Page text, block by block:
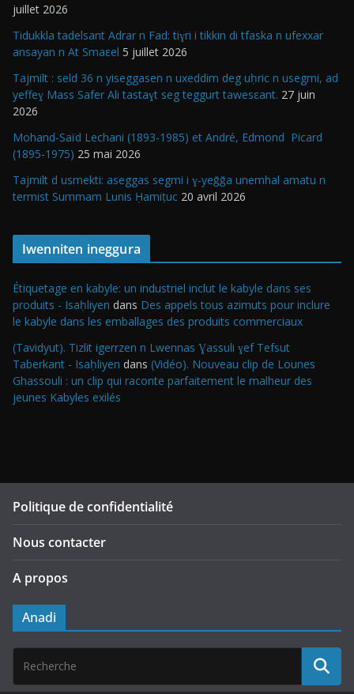
juillet 2026
Tidukkla tadelsant Adrar n Fad: tiɣri i tikkin di tfaska n ufexxar
ansayan n At Smaεel 5 juillet 2026
Tajmilt : seld 36 n yiseggasen n uxeddim deg uḥric n usegmi, ad
yeffeɣ Mass Safer Ali tastaɣt seg teggurt tawesεant. 27 juin
2026
Mohand-Saïd Lechani (1893-1985) et André, Edmond Picard
(1895-1975) 25 mai 2026
Tajmilt d usmekti: aseggas segmi i ɣ-yeǧǧa unemhal amatu n
termist Summam Lunis Ḥamiṭuc 20 avril 2026
Iwenniten ineggura
Étiquetage en kabyle: un industriel inclut le kabyle dans ses
produits - Isaḥliyen dans Des appels tous azimuts pour inclure
le kabyle dans les emballages des produits commerciaux
(Tavidyut). Tizlit igerrzen n Lwennas Ɣassuli ɣef Tefsut
Taberkant - Isaḥliyen dans (Vidéo). Nouveau clip de Lounes
Ghassouli : un clip qui raconte parfaitement le malheur des
jeunes Kabyles exilés
Politique de confidentialité
Nous contacter
A propos
Anadi